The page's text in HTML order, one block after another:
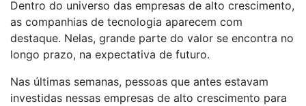
Dentro do universo das empresas de alto crescimento,
as companhias de tecnologia aparecem com
destaque. Nelas, grande parte do valor se encontra no
longo prazo, na expectativa de futuro.
Nas últimas semanas, pessoas que antes estavam
investidas nessas empresas de alto crescimento para